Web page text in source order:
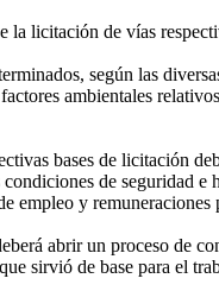
la licitación de vías
según las
ambientales
bases de licitación
de seguridad
empleo y remuneraciones
abrir un proceso de
sirvió de base para el